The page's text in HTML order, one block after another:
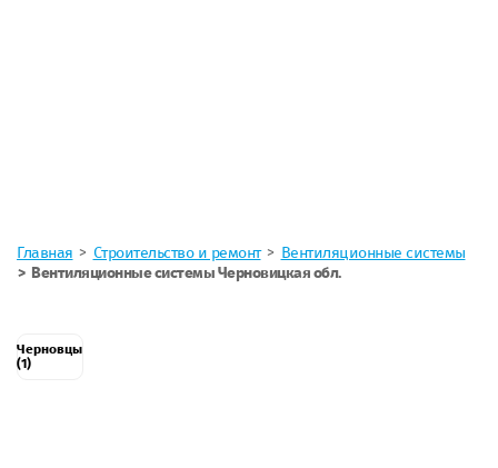
Главная Строительство и ремонт
Вентиляционные системы
Вентиляционные системы Черновицкая обл.
Черновцы
(1)